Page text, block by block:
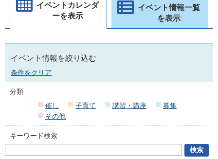
イベントカレンダ
ーを表示
イベント情報一覧
を表示
イベント情報を絞り込む
条件をクリア
分類
催し
子育て 講習・講座
募集
その他
キーワード検索